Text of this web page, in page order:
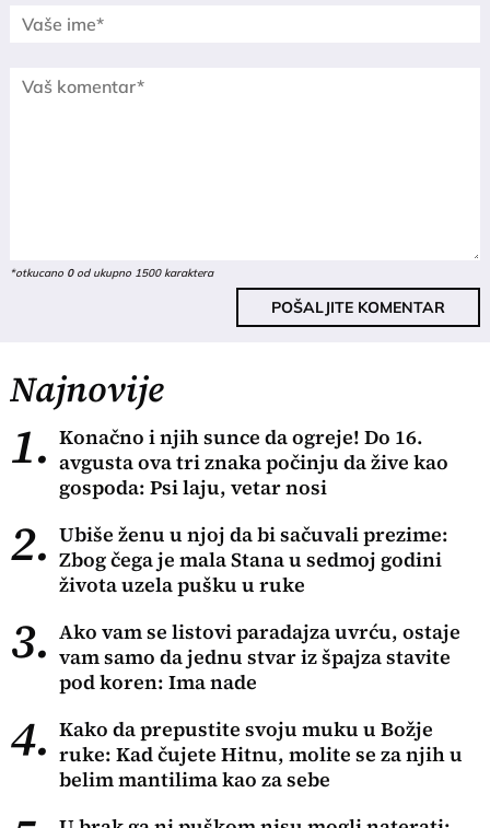
*otkucano 0od ukupno 1500 karaktera
POŠALJITE KOMENTAR
Najnovije
1. Konačno i njih sunce da ogreje! Do 16.
avgusta ova tri znaka počinju da žive kao
gospoda: Psi laju, vetar nosi
2. Ubiše ženu u njoj da bi sačuvali prezime:
Zbog čega je mala Stana u sedmoj godini
života uzela pušku u ruke
3. Ako vam se listovi paradajza uvrću, ostaje
vam samo da jednu stvar iz špajza stavite
pod koren: Ima nade
4. Kako da prepustite svoju muku u Božje
ruke: Kad čujete Hitnu, molite se za njih u
belim mantilima kao za sebe